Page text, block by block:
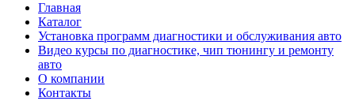
Главная
Каталог
Установка программ диагностики и обслуживания авто
Видео курсы по диагностике, чип тюнингу и ремонту
авто
О компании
Контакты